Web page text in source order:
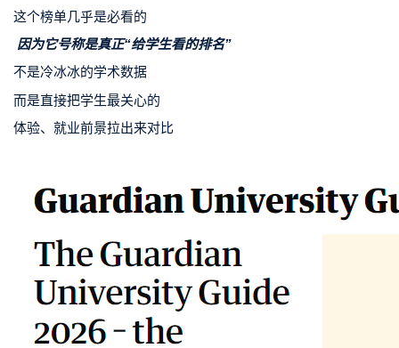
这个榜单几乎是必看的
因为它号称是真正“给学生看的排名”
不是冷冰冰的学术数据
而是直接把学生最关心的
体验、就业前景拉出来对比